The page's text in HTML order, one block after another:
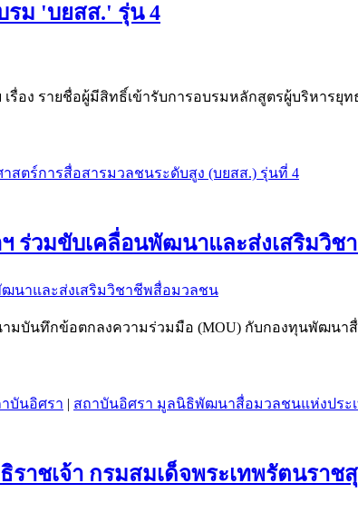
รม 'บยสส.' รุ่น 4
อง รายชื่อผู้มีสิทธิ์เข้ารับการอบรมหลักสูตรผู้บริหาร
สตร์การสื่อสารมวลชนระดับสูง (บยสส.) รุ่นที่ 4
ร่วมขับเคลื่อนพัฒนาและส่งเสริมวิ
มบันทึกข้อตกลงความร่วมมือ (MOU) กับกองทุนพัฒน
บันอิศรา | สถาบันอิศรา มูลนิธิพัฒนาสื่อมวลชนแห่งประ
ราชเจ้า กรมสมเด็จพระเทพรัตนร